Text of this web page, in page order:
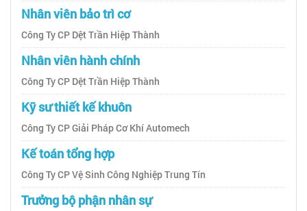
Nhân viên bảo trì cơ
Công Ty CP Dệt Trần Hiệp Thành
Nhân viên hành chính
Công Ty CP Dệt Trần Hiệp Thành
Kỹ sư thiết kế khuôn
Công Ty CP Giải Pháp Cơ Khí Automech
Kế toán tổng hợp
Công Ty CP Vệ Sinh Công Nghiệp Trung Tín
Trưởng bộ phận nhân sự